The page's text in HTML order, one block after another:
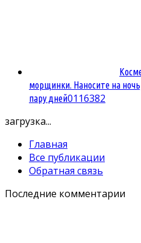
морщинки. Наносите на
пару дней0116382
загрузка...
Главная
Все публикации
Обратная связь
Последние комментарии